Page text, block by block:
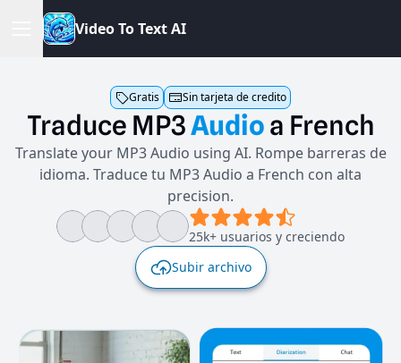
VideoToTextAI
Gratis Sin tarjeta de credito
Traduce MP3Audioa French
Translate your MP3 Audio using AI. Rompe barreras de
idioma. Traduce tu MP3 Audio a French con alta
precision.
25k+ usuarios y creciendo
Subir archivo